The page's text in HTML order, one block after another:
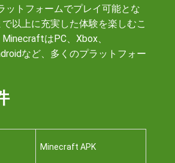
ットフォームでプレイ可能とな
以上に充実した体験を楽しむこ
はPC、Xbox、
など、多くのプラットフォー
Minecraft APK